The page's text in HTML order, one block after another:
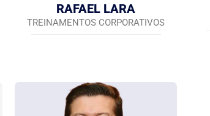
RAFAEL LARA
TREINAMENTOS CORPORATIVOS